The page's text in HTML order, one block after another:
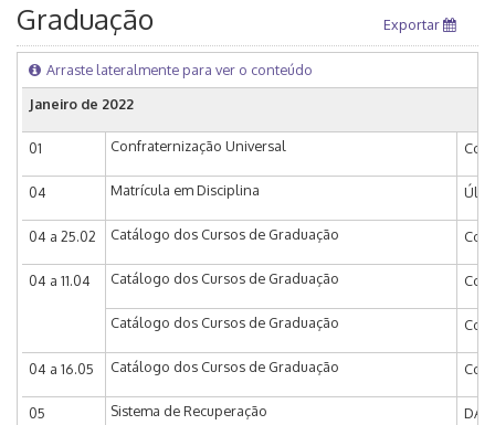
Graduação Exportar
Arraste lateralmente para ver o conteúdo
Janeiro de 2022
01 Confraternização Universal
04 Matrícula em Disciplina
04 a 25.02 Catálogo dos Cursos de Graduação
04 a 11.04 Catálogo dos Cursos de Graduação
Catálogo dos Cursos de Graduação
04 a 16.05 Catálogo dos Cursos de Graduação
05 Sistema de Recuperação